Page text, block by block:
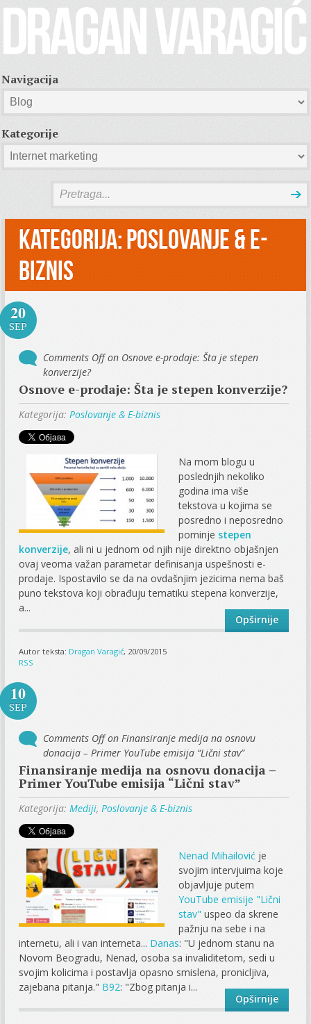
Navigacija
Kategorije
Kategorija:Poslovanje & E-
biznis
20
SEP
Comments Offon Osnove e-prodaje: Šta je stepen
konverzije?
Osnove e-prodaje: Šta je stepen konverzije?
Kategorija: Poslovanje & E-biznis
Na mom blogu u
poslednjih nekoliko
godina ima više
tekstova u kojima se
posredno i neposredno
pominje stepen
konverzije, ali ni u jednom od njih nije direktno objašnjen
ovaj veoma važan parametar definisanja uspešnosti e-
prodaje. Ispostavilo se da na ovdašnjim jezicima nema baš
puno tekstova koji obrađuju tematiku stepena konverzije,
a...
Opširnije
Autor teksta: Dragan Varagić, 20/09/2015
RSS
10
SEP
Comments Offon Finansiranje medija na osnovu
donacija – Primer YouTube emisija “Lični stav”
Finansiranje medija na osnovu donacija –
Primer YouTube emisija “Lični stav”
Kategorija:Mediji, Poslovanje & E-biznis
Nenad Mihailović je
svojim intervjuima koje
objavljuje putem
YouTube emisije "Lični
stav" uspeo da skrene
pažnju na sebe i na
internetu, ali i van interneta... Danas: "U jednom stanu na
Novom Beogradu, Nenad, osoba sa invaliditetom, sedi u
svojim kolicima i postavlja opasno smislena, pronicljiva,
zajebana pitanja." B92: "Zbog pitanja i...
Opširnije